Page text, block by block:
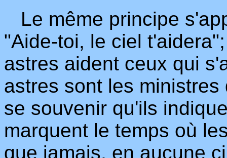
Le même principe
"Aide-toi, le ciel
astres aident ceux qui
astres sont les
se souvenir qu'ils
marquent le temps où
que jamais, en aucune